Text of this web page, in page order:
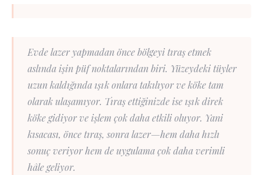
Evde lazer yapmadan önce bölgeyi tıraş etmek
aslında işin püf noktalarından biri. Yüzeydeki tüyler
uzun kaldığında ışık onlara takılıyor ve köke tam
olarak ulaşamıyor. Tıraş ettiğinizde ise ışık direk
köke gidiyor ve işlem çok daha etkili oluyor. Yani
kısacası, önce tıraş, sonra lazer—hem daha hızlı
sonuç veriyor hem de uygulama çok daha verimli
hâle geliyor.